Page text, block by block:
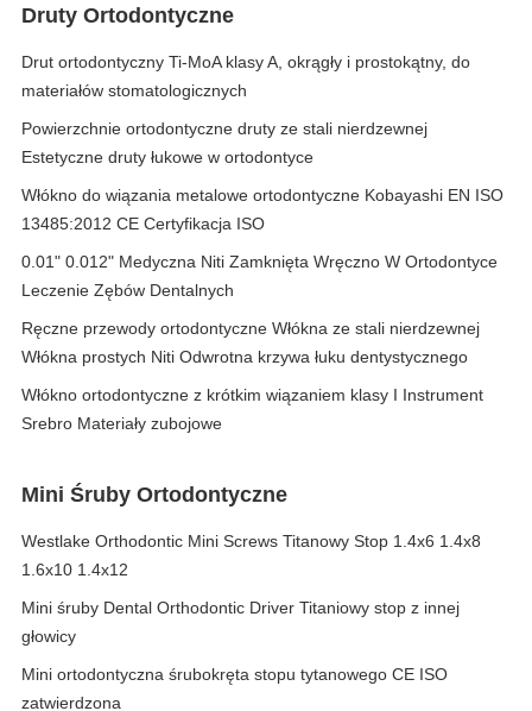
Druty Ortodontyczne
Drut ortodontyczny Ti-MoA klasy A, okrągły i prostokątny, do
materiałów stomatologicznych
Powierzchnie ortodontyczne druty ze stali nierdzewnej
Estetyczne druty łukowe w ortodontyce
Włókno do wiązania metalowe ortodontyczne Kobayashi EN ISO
13485:2012 CE Certyfikacja ISO
0.01" 0.012" Medyczna Niti Zamknięta Wręczno W Ortodontyce
Leczenie Zębów Dentalnych
Ręczne przewody ortodontyczne Włókna ze stali nierdzewnej
Włókna prostych Niti Odwrotna krzywa łuku dentystycznego
Włókno ortodontyczne z krótkim wiązaniem klasy I Instrument
Srebro Materiały zubojowe
Mini Śruby Ortodontyczne
Westlake Orthodontic Mini Screws Titanowy Stop 1.4x6 1.4x8
1.6x10 1.4x12
Mini śruby Dental Orthodontic Driver Titaniowy stop z innej
głowicy
Mini ortodontyczna śrubokręta stopu tytanowego CE ISO
zatwierdzona